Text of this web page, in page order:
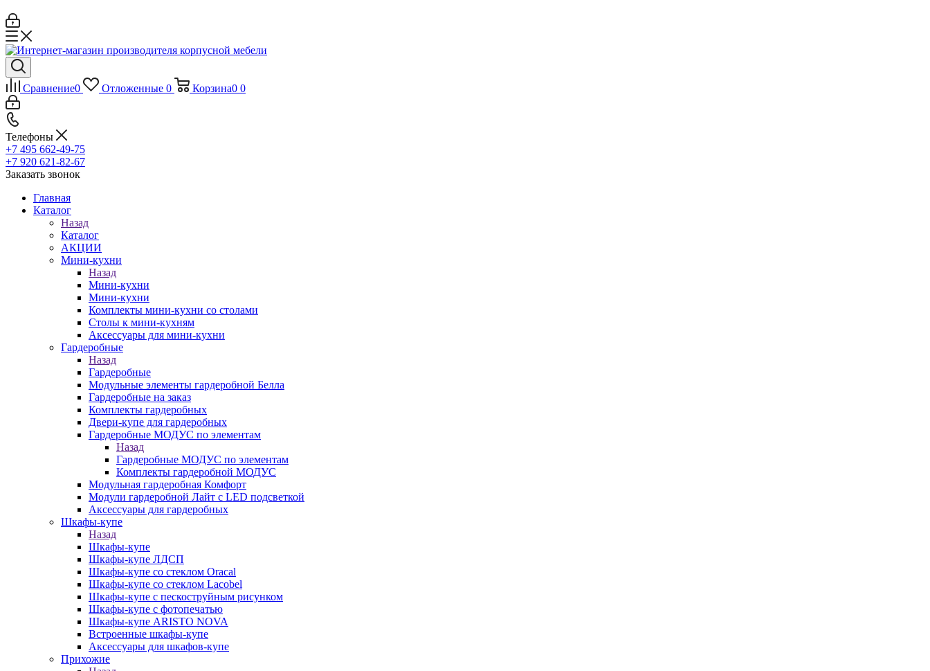
Сравнение0 Отложенные 0 Корзина0 0
Телефоны
+7 495 662-49-75
+7 920 621-82-67
Заказать звонок
Главная
Каталог
Назад
Каталог
АКЦИИ
Мини-кухни
Назад
Мини-кухни
Мини-кухни
Комплекты мини-кухни со столами
Столы к мини-кухням
Аксессуары для мини-кухни
Гардеробные
Назад
Гардеробные
Модульные элементы гардеробной Белла
Гардеробные на заказ
Комплекты гардеробных
Двери-купе для гардеробных
Гардеробные МОДУС по элементам
Назад
Гардеробные МОДУС по элементам
Комплекты гардеробной МОДУС
Модульная гардеробная Комфорт
Модули гардеробной Лайт с LED подсветкой
Аксессуары для гардеробных
Шкафы-купе
Назад
Шкафы-купе
Шкафы-купе ЛДСП
Шкафы-купе со стеклом Oracal
Шкафы-купе со стеклом Lacobel
Шкафы-купе с пескоструйным рисунком
Шкафы-купе с фотопечатью
Шкафы-купе ARISTO NOVA
Встроенные шкафы-купе
Аксессуары для шкафов-купе
Прихожие